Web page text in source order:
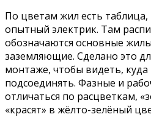
По цветам жил есть
опытный электрик. Там
обозначаются основные
заземляющие. Сделано это
монтаже, чтобы видеть,
подсоединять. Фазные и
отличаться по расцветкам,
«красят» в жёлто-зелёный